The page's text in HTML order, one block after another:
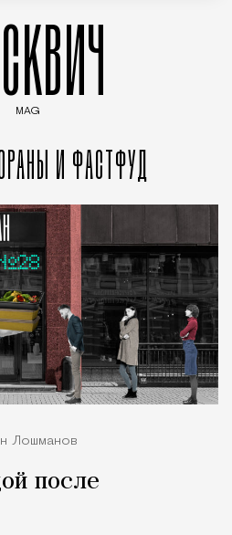
MAG
И ФАСТФУД
Лошманов
после